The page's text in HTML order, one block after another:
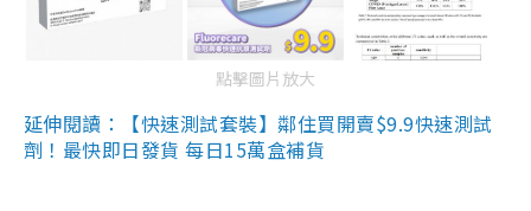
點擊圖片放大
延伸閱讀：【快速測試套裝】鄰住買開賣$9.9快速測試
劑！最快即日發貨 每日15萬盒補貨